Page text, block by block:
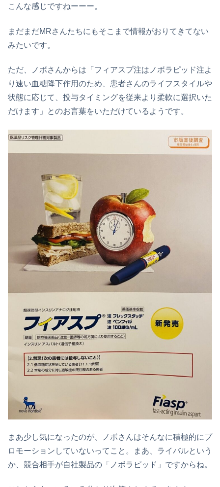
こんな感じですねーーー。
まだまだMRさんたちにもそこまで情報がおりてきてない
みたいです。
ただ、ノボさんからは「フィアスプ注はノボラピッド注よ
り速い血糖降下作用のため、患者さんのライフスタイルや
状態に応じて、投与タイミングを従来より柔軟に選択いた
だけます」とのお言葉をいただけているようです。
まあ少し気になったのが、ノボさんはそんなに積極的にプ
ロモーションしていないってこと。まあ、ライバルという
か、競合相手が自社製品の「ノボラピッド」ですからね。